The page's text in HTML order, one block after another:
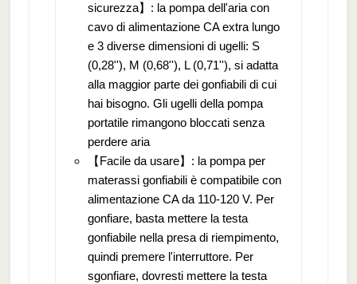
sicurezza】: la pompa dell'aria con
cavo di alimentazione CA extra lungo
e 3 diverse dimensioni di ugelli: S
(0,28''), M (0,68''), L (0,71''), si adatta
alla maggior parte dei gonfiabili di cui
hai bisogno. Gli ugelli della pompa
portatile rimangono bloccati senza
perdere aria
【Facile da usare】: la pompa per
materassi gonfiabili è compatibile con
alimentazione CA da 110-120 V. Per
gonfiare, basta mettere la testa
gonfiabile nella presa di riempimento,
quindi premere l'interruttore. Per
sgonfiare, dovresti mettere la testa